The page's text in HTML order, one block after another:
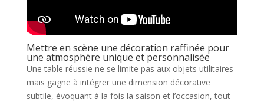
Mettre en scène une décoration raffinée pour
une atmosphère unique et personnalisée
Une table réussie ne se limite pas aux objets utilitaires
mais gagne à intégrer une dimension décorative
subtile, évoquant à la fois la saison et l’occasion, tout